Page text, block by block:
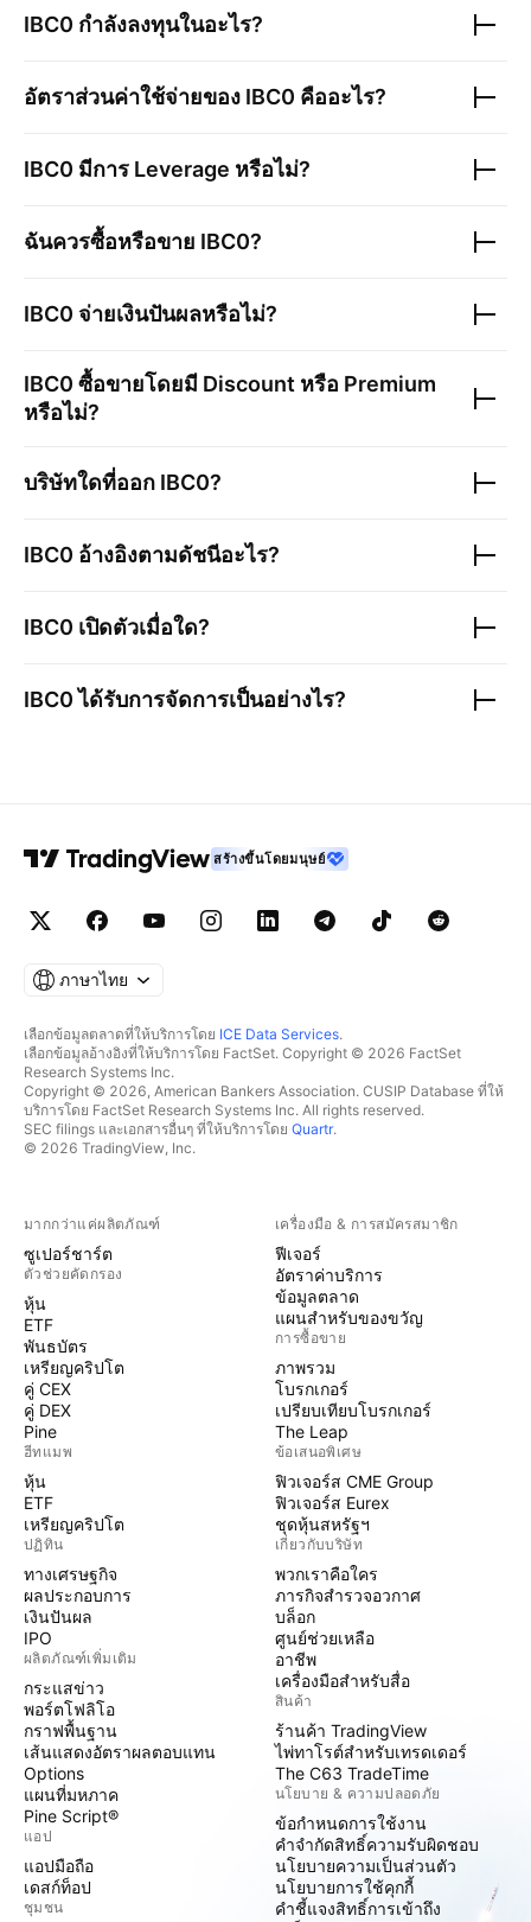
IBC0 กำลังลงทุนในอะไร?
อัตราส่วนค่าใช้จ่ายของ IBC0 คืออะไร?
IBC0 มีการ Leverage หรือไม่?
ฉันควรซื้อหรือขาย IBC0?
IBC0 จ่ายเงินปันผลหรือไม่?
IBC0 ซื้อขายโดยมี Discount หรือ Premium
หรือไม่?
บริษัทใดที่ออก IBC0?
IBC0 อ้างอิงตามดัชนีอะไร?
IBC0 เปิดตัวเมื่อใด?
IBC0ได้รับการจัดการเป็นอย่างไร?
สร้างขึ้นโดยมนุษย์
ภาษาไทย
เลือกข้อมูลตลาดที่ให้บริการโดย ICE Data Services.
เลือกข้อมูลอ้างอิงที่ให้บริการโดย FactSet. Copyright © 2026 FactSet
Research Systems Inc.
Copyright © 2026, American Bankers Association. CUSIP Database ที่ให้
บริการโดย FactSet Research Systems Inc. All rights reserved.
SEC filings และเอกสารอื่นๆ ที่ให้บริการโดย Quartr.
© 2026 TradingView, Inc.
มากกว่าแค่ผลิตภัณฑ์
ซูเปอร์ชาร์ต
ตัวช่วยคัดกรอง
หุ้น
ETF
พันธบัตร
เหรียญคริปโต
คู่ CEX
คู่ DEX
Pine
ฮีทแมพ
หุ้น
ETF
เหรียญคริปโต
ปฏิทิน
ทางเศรษฐกิจ
ผลประกอบการ
เงินปันผล
IPO
ผลิตภัณฑ์เพิ่มเติม
กระแสข่าว
พอร์ตโฟลิโอ
กราฟพื้นฐาน
เส้นแสดงอัตราผลตอบแทน
Options
แผนที่มหภาค
Pine Script®
แอป
แอปมือถือ
เดสก์ท็อป
ชุมชน
เครื่องมือ & การสมัครสมาชิก
ฟีเจอร์
อัตราค่าบริการ
ข้อมูลตลาด
แผนสำหรับของขวัญ
การซื้อขาย
ภาพรวม
โบรกเกอร์
เปรียบเทียบโบรกเกอร์
The Leap
ข้อเสนอพิเศษ
ฟิวเจอร์ส CME Group
ฟิวเจอร์ส Eurex
ชุดหุ้นสหรัฐฯ
เกี่ยวกับบริษัท
พวกเราคือใคร
ภารกิจสำรวจอวกาศ
บล็อก
ศูนย์ช่วยเหลือ
อาชีพ
เครื่องมือสำหรับสื่อ
สินค้า
ร้านค้า TradingView
ไพ่ทาโรต์สำหรับเทรดเดอร์
The C63 TradeTime
นโยบาย & ความปลอดภัย
ข้อกำหนดการใช้งาน
คำจำกัดสิทธิ์ความรับผิดชอบ
นโยบายความเป็นส่วนตัว
นโยบายการใช้คุกกี้
คำชี้แจงสิทธิ์การเข้าถึง